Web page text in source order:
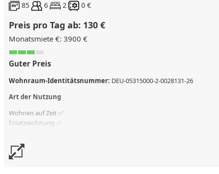
85
6 2 0 €
Preis pro Tag ab: 130 €
Monatsmiete €: 3900 €
Guter Preis
Wohnraum-Identitätsnummer: DEU-05315000-2-0028131-26
Art der Nutzung
Wohnen auf Zeit ✅
Ersatzwohnung
Kostenlose Stornierung
Stornierungsgebühr